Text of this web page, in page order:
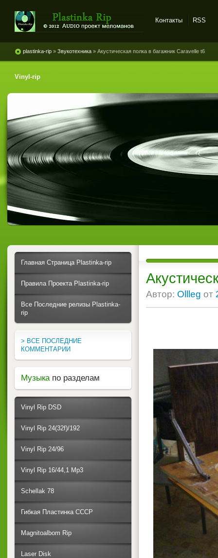
винила и магнитоальбомов
Контакты RSS
plastinka-rip » Звукотехника » Акустическая полка в багажник Caravelle t6
Vinyl-rip
Автор: Ollleg от
Главная Страница Plastinka-rip
Правила Проекта Plastinka-rip
Все Последние релизы Plastinka-
rip
> ВСЕ ПОСЛЕДНИЕ
КОММЕНТАРИИ
Музыка по разделам
Vinyl Rip DSD
Vinyl Rip 24(32f)/192
Vinyl Rip 24/96
Vinyl Rip 16/44,1 Mp3
Schellak 78
Гибкая Пластинка СССР
Magnitoalbom Rip
Laser Disk